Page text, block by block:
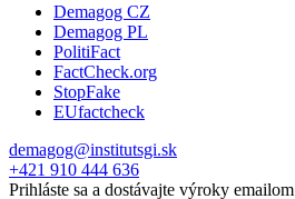
Demagog CZ
Demagog PL
PolitiFact
FactCheck.org
StopFake
EUfactcheck
demagog@institutsgi.sk
+421 910 444 636
Prihláste sa a dostávajte výroky emailom